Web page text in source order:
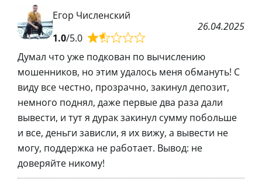
Егор Численский
1.0/5.0
26.04.2025
Думал что уже подкован по вычислению
мошенников, но этим удалось меня обмануть! С
виду все честно, прозрачно, закинул депозит,
немного поднял, даже первые два раза дали
вывести, и тут я дурак закинул сумму побольше
и все, деньги зависли, я их вижу, а вывести не
могу, поддержка не работает. Вывод: не
доверяйте никому!